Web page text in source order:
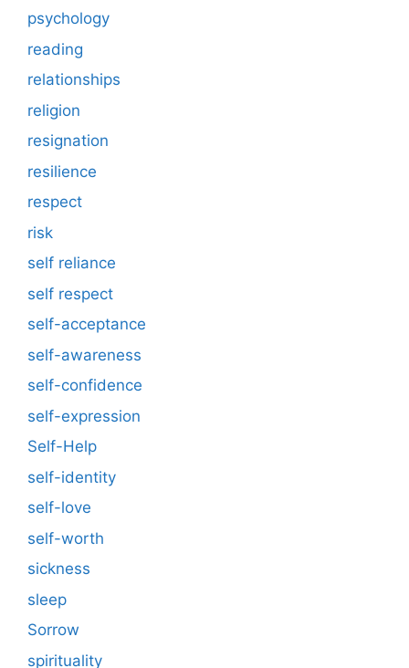
psychology
reading
relationships
religion
resignation
resilience
respect
risk
self reliance
self respect
self-acceptance
self-awareness
self-confidence
self-expression
Self-Help
self-identity
self-love
self-worth
sickness
sleep
Sorrow
spirituality